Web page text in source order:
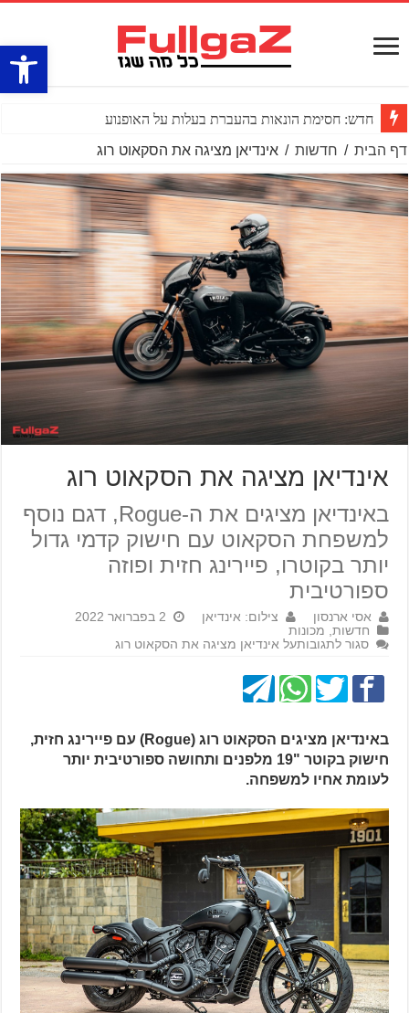
פתח
חדש: חסימת הונאות בהעברת בעלות על האופנוע
דף הבית / חדשות / אינדיאן מציגה את הסקאוט רוג
אינדיאן מציגה את הסקאוט רוג
באינדיאן מציגים את ה-Rogue, דגם נוסף
למשפחת הסקאוט עם חישוק קדמי גדול
יותר בקוטרו, פיירינג חזית ופוזה
ספורטיבית
אסי ארנסון צילום: אינדיאן
2 בפברואר 2022
חדשות מכונות
סגור לתגובותעל אינדיאן מציגה את הסקאוט רוג
באינדיאן מציגים הסקאוט רוג (Rogue) עם פיירינג חזית,
חישוק בקוטר "19 מלפנים ותחושה ספורטיבית יותר
לעומת אחיו למשפחה.